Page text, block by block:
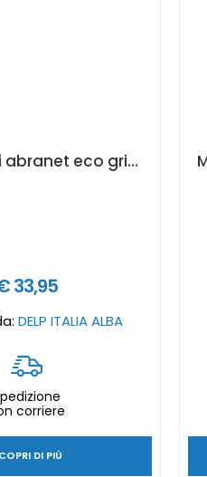
Mirka dischi abranet eco grip mm 225 p240 10pz
33,95
DELP ITALIA ALBA
corriere
DI PIÙ